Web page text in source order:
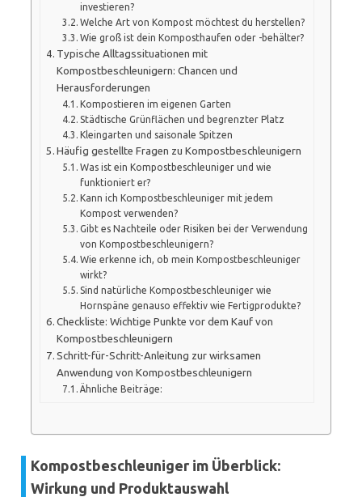
investieren?
Welche Art von Kompost möchtest du herstellen?
Wie groß ist dein Komposthaufen oder -behälter?
Typische Alltagssituationen mit
Kompostbeschleunigern: Chancen und
Herausforderungen
Kompostieren im eigenen Garten
Städtische Grünflächen und begrenzter Platz
Kleingarten und saisonale Spitzen
Häufig gestellte Fragen zu Kompostbeschleunigern
Was ist ein Kompostbeschleuniger und wie
funktioniert er?
Kann ich Kompostbeschleuniger mit jedem
Kompost verwenden?
Gibt es Nachteile oder Risiken bei der Verwendung
von Kompostbeschleunigern?
Wie erkenne ich, ob mein Kompostbeschleuniger
wirkt?
Sind natürliche Kompostbeschleuniger wie
Hornspäne genauso effektiv wie Fertigprodukte?
Checkliste: Wichtige Punkte vor dem Kauf von
Kompostbeschleunigern
Schritt-für-Schritt-Anleitung zur wirksamen
Anwendung von Kompostbeschleunigern
Ähnliche Beiträge:
Kompostbeschleuniger im Überblick:
Wirkung und Produktauswahl